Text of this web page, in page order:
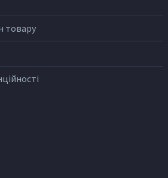
товару